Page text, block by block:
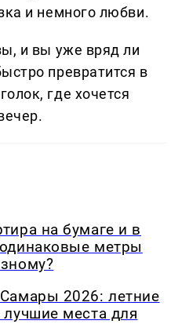
и немного любви.
и вы уже вряд ли
превратится в
где хочется
на бумаге и в
метры
2026: летние
места для